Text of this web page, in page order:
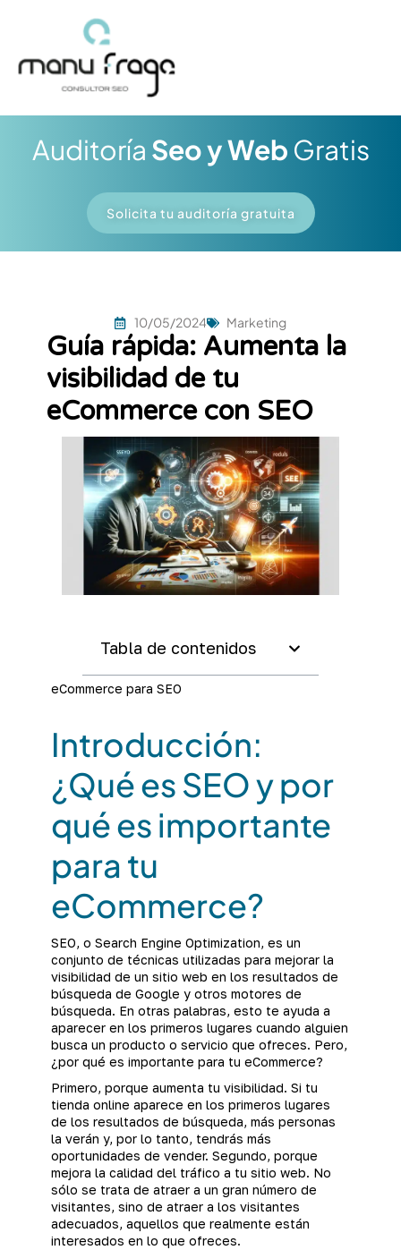
Auditoría Seo y Web Gratis
Solicita tu auditoría gratuita
10/05/2024 Marketing
Guía rápida: Aumenta la
visibilidad de tu
eCommerce con SEO
Tabla de contenidos
eCommerce para SEO
Introducción:
¿Qué es SEO y por
qué es importante
para tu
eCommerce?
SEO, o Search Engine Optimization, es un
conjunto de técnicas utilizadas para mejorar la
visibilidad de un sitio web en los resultados de
búsqueda de Google y otros motores de
búsqueda. En otras palabras, esto te ayuda a
aparecer en los primeros lugares cuando alguien
busca un producto o servicio que ofreces. Pero,
¿por qué es importante para tu eCommerce?
Primero, porque aumenta tu visibilidad. Si tu
tienda online aparece en los primeros lugares
de los resultados de búsqueda, más personas
la verán y, por lo tanto, tendrás más
oportunidades de vender. Segundo, porque
mejora la calidad del tráfico a tu sitio web. No
sólo se trata de atraer a un gran número de
visitantes, sino de atraer a los visitantes
adecuados, aquellos que realmente están
interesados en lo que ofreces.